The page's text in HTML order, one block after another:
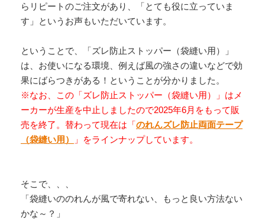
らリピートのご注文があり、「とても役に立っていま
す」というお声もいただいています。
ということで、「ズレ防止ストッパー（袋縫い用）」
は、お使いになる環境、例えば風の強さの違いなどで効
果にばらつきがある！ということが分かりました。
※なお、この「ズレ防止ストッパー（袋縫い用）」はメ
ーカーが生産を中止しましたので2025年6月をもって販
売を終了。替わって現在は「のれんズレ防止両面テープ
（袋縫い用）
」をラインナップしています。
そこで、、、
「袋縫いののれんが風で寄れない、もっと良い方法ない
かな～？」